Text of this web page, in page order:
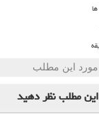
مطلبنظر دهید